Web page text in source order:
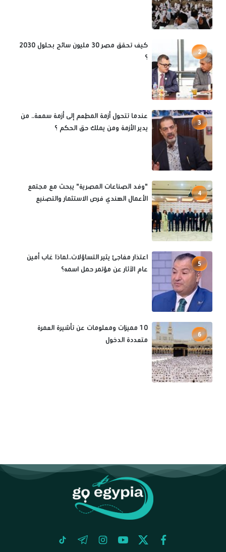
2
كيف تحقق مصر 30 مليون سائح بحلول 2030
؟
3
عندما تتحول أزمة المطعم إلى أزمة سمعة.. من
يدير الأزمة ومن يملك حق الحكم ؟
4
"وفد الصناعات المصرية" يبحث مع مجتمع
الأعمال الهندي فرص الاستثمار والتصنيع
5
اعتذار مفاجئ يثير التساؤلات..لماذا غاب أمين
عام الآثار عن مؤتمر حمل اسمه؟
6
10 مميزات ومعلومات عن تأشيرة العمرة
متعددة الدخول
facebook
twitter
youtube
instagram
telegram
tiktok